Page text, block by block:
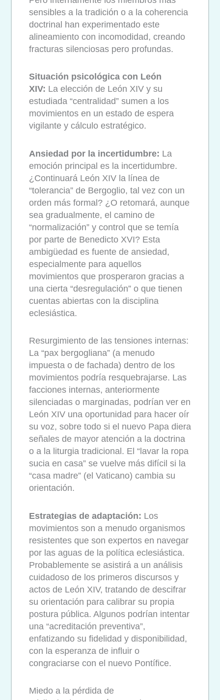
sensibles a la tradición o a la coherencia
doctrinal han experimentado este
alineamiento con incomodidad, creando
fracturas silenciosas pero profundas.
Situación psicológica con León
XIV: La elección de León XIV y su
estudiada “centralidad” sumen a los
movimientos en un estado de espera
vigilante y cálculo estratégico.
Ansiedad por la incertidumbre: La
emoción principal es la incertidumbre.
¿Continuará León XIV la línea de
“tolerancia” de Bergoglio, tal vez con un
orden más formal? ¿O retomará, aunque
sea gradualmente, el camino de
“normalización” y control que se temía
por parte de Benedicto XVI? Esta
ambigüedad es fuente de ansiedad,
especialmente para aquellos
movimientos que prosperaron gracias a
una cierta “desregulación” o que tienen
cuentas abiertas con la disciplina
eclesiástica.
Resurgimiento de las tensiones internas:
La “pax bergogliana” (a menudo
impuesta o de fachada) dentro de los
movimientos podría resquebrajarse. Las
facciones internas, anteriormente
silenciadas o marginadas, podrían ver en
León XIV una oportunidad para hacer oír
su voz, sobre todo si el nuevo Papa diera
señales de mayor atención a la doctrina
o a la liturgia tradicional. El “lavar la ropa
sucia en casa” se vuelve más difícil si la
“casa madre” (el Vaticano) cambia su
orientación.
Estrategias de adaptación: Los
movimientos son a menudo organismos
resistentes que son expertos en navegar
por las aguas de la política eclesiástica.
Probablemente se asistirá a un análisis
cuidadoso de los primeros discursos y
actos de León XIV, tratando de descifrar
su orientación para calibrar su propia
postura pública. Algunos podrían intentar
una “acreditación preventiva”,
enfatizando su fidelidad y disponibilidad,
con la esperanza de influir o
congraciarse con el nuevo Pontífice.
Miedo a la pérdida de